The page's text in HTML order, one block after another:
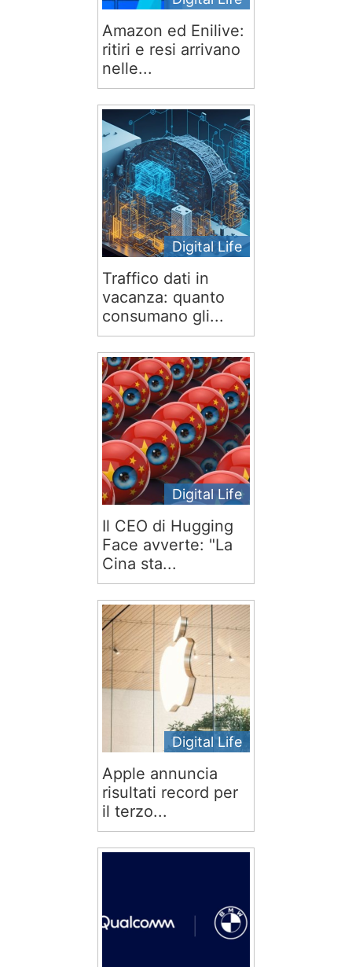
Amazon ed Enilive:
ritiri e resi arrivano
nelle...
Digital Life
Traffico dati in
vacanza: quanto
consumano gli...
Digital Life
Il CEO di Hugging
Face avverte: "La
Cina sta...
Digital Life
Apple annuncia
risultati record per
il terzo...